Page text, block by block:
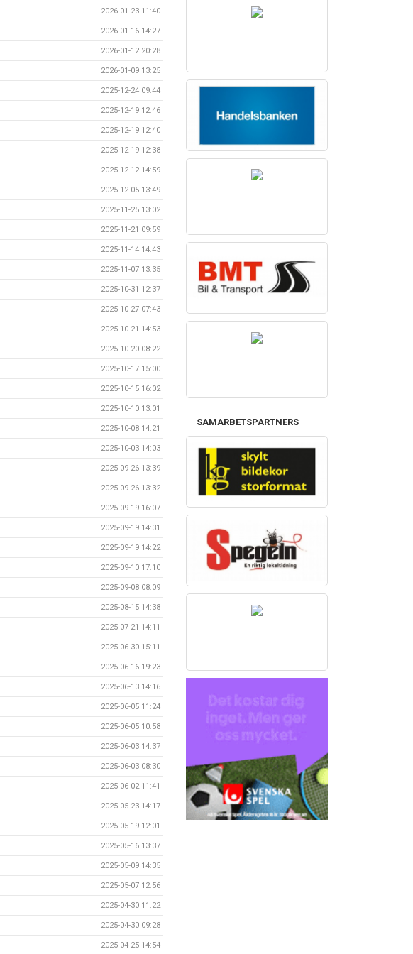
2026-01-23 11:40
2026-01-16 14:27
2026-01-12 20:28
2026-01-09 13:25
2025-12-24 09:44
2025-12-19 12:46
2025-12-19 12:40
2025-12-19 12:38
2025-12-12 14:59
2025-12-05 13:49
2025-11-25 13:02
2025-11-21 09:59
2025-11-14 14:43
2025-11-07 13:35
2025-10-31 12:37
2025-10-27 07:43
2025-10-21 14:53
2025-10-20 08:22
2025-10-17 15:00
2025-10-15 16:02
2025-10-10 13:01
2025-10-08 14:21
2025-10-03 14:03
2025-09-26 13:39
2025-09-26 13:32
2025-09-19 16:07
2025-09-19 14:31
2025-09-19 14:22
2025-09-10 17:10
2025-09-08 08:09
2025-08-15 14:38
2025-07-21 14:11
2025-06-30 15:11
2025-06-16 19:23
2025-06-13 14:16
2025-06-05 11:24
2025-06-05 10:58
2025-06-03 14:37
2025-06-03 08:30
2025-06-02 11:41
2025-05-23 14:17
2025-05-19 12:01
2025-05-16 13:37
2025-05-09 14:35
2025-05-07 12:56
2025-04-30 11:22
2025-04-30 09:28
2025-04-25 14:54
SAMARBETSPARTNERS